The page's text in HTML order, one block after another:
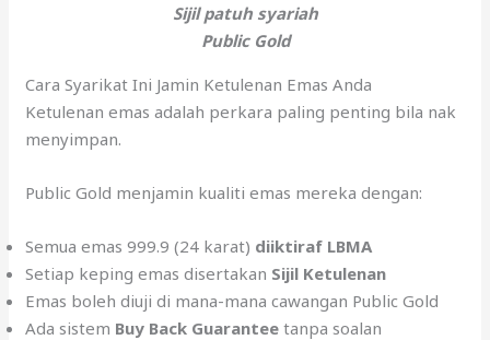
Sijil patuh syariah
Public Gold
Cara Syarikat Ini Jamin Ketulenan Emas Anda
Ketulenan emas adalah perkara paling penting bila nak
menyimpan.
Public Gold menjamin kualiti emas mereka dengan:
Semua emas 999.9 (24 karat) diiktiraf LBMA
Setiap keping emas disertakan Sijil Ketulenan
Emas boleh diuji di mana-mana cawangan Public Gold
Ada sistem Buy Back Guarantee tanpa soalan